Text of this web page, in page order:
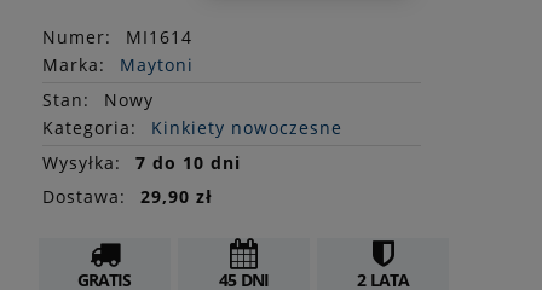
Numer:
MI1614
Marka:
Maytoni
Stan:
Nowy
Kategoria:
Kinkiety nowoczesne
Wysyłka:
7 do 10 dni
Dostawa:
29,90 zł
GRATIS
45 DNI
2 LATA